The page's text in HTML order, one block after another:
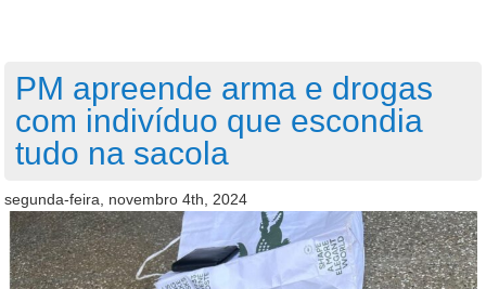
PM apreende arma e drogas
com indivíduo que escondia
tudo na sacola
segunda-feira, novembro 4th, 2024